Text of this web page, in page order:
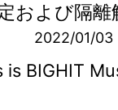
および隔離
2022/01/03
is BIGHIT